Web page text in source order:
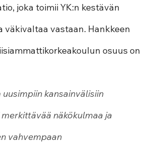
joka toimii YK:n kestävän
vastaan. Hankkeen
osuus on
kansainvälisiin
näkökulmaa ja
vahvempaan